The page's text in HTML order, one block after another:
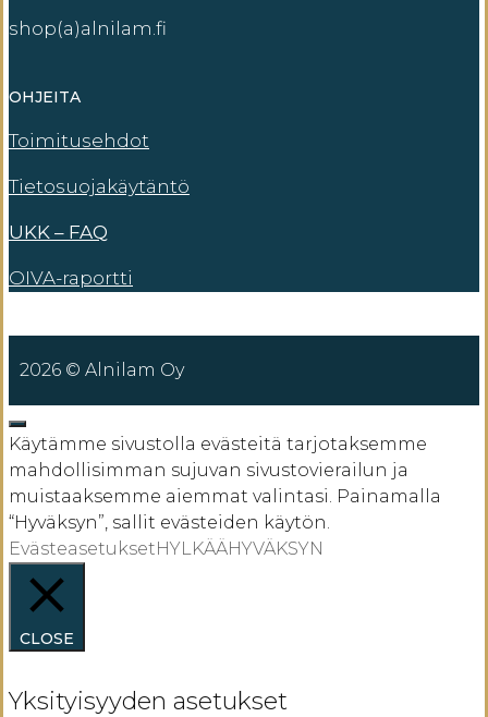
shop(a)alnilam.fi
OHJEITA
Toimitusehdot
Tietosuojakäytäntö
UKK – FAQ
OIVA-raportti
2026 © Alnilam Oy
SULJE
Käytämme sivustolla evästeitä tarjotaksemme
mahdollisimman sujuvan sivustovierailun ja
muistaaksemme aiemmat valintasi. Painamalla
“Hyväksyn”, sallit evästeiden käytön.
EvästeasetuksetHYLKÄÄHYVÄKSYN
CLOSE
Yksityisyyden asetukset